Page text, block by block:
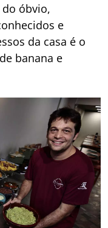
óbvio,
e
da casa é o
banana e